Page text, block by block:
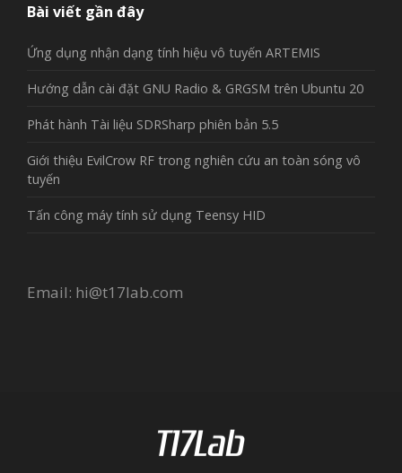
Bài viết gần đây
Ứng dụng nhận dạng tính hiệu vô tuyến ARTEMIS
Hướng dẫn cài đặt GNU Radio & GRGSM trên Ubuntu 20
Phát hành Tài liệu SDRSharp phiên bản 5.5
Giới thiệu EvilCrow RF trong nghiên cứu an toàn sóng vô
tuyến
Tấn công máy tính sử dụng Teensy HID
Email: hi@t17lab.com